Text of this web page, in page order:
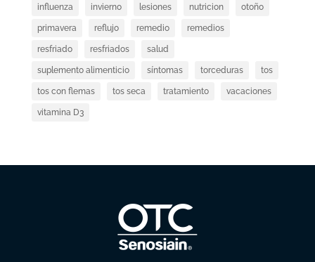
influenza invierno lesiones nutricion otoño
primavera reflujo remedio remedios
resfriado resfriados salud
suplemento alimenticio síntomas torceduras tos
tos con flemas tos seca tratamiento vacaciones
vitamina D3